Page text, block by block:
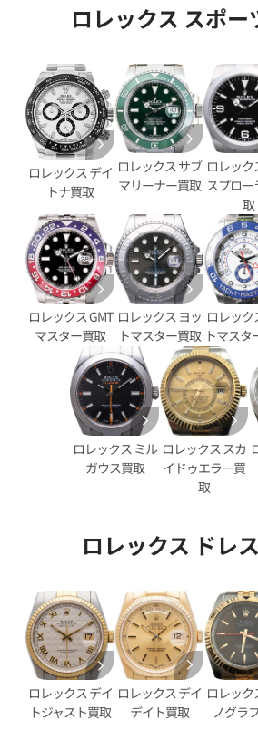
イトジャスト YG/SS ゴール
日時点の参考買取価格です
ロレ
参考
※2025
イトジャスト 41 126333G
ル文字盤
時点の参考買取価格です
ロレ
ブラッ
参考
※2025
ロレックス スポー
ロレックス デイ
トナ買取
ロレックス サブ
マリーナー買取
ロレック
スプロー
取
ロレックス GMT
マスター買取
ロレックス ヨッ
トマスター買取
ロレック
トマスタ
ロレックス ミル
ガウス買取
ロレックス スカ
イドゥエラー買
取
ロレックス ドレ
ロレックス デイ
トジャスト買取
ロレックス デイ
デイト買取
ロレック
ノグラ